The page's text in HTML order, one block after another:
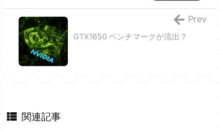
GTX1650 ベンチマークが流出？
Prev
関連記事